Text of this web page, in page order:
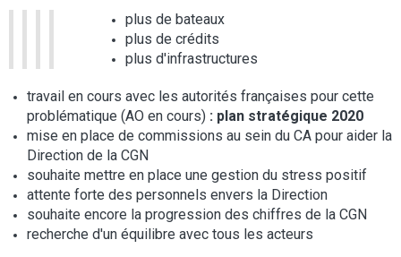
plus de bateaux
plus de crédits
plus d'infrastructures
travail en cours avec les autorités françaises pour cette
problématique (AO en cours) : plan stratégique 2020
mise en place de commissions au sein du CA pour aider la
Direction de la CGN
souhaite mettre en place une gestion du stress positif
attente forte des personnels envers la Direction
souhaite encore la progression des chiffres de la CGN
recherche d'un équilibre avec tous les acteurs